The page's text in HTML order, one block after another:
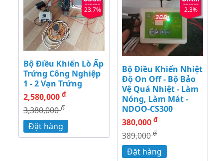
23.7%
Bộ Điều Khiển Lò Ấp
Trứng Công Nghiệp
1 - 2 Vạn Trứng
2,580,000 đ
3,380,000đ
Đặt hàng
2.3%
Bộ Điều Khiển Nhiệt
Độ On Off - Bộ Bảo
Vệ Quá Nhiệt - Làm
Nóng, Làm Mát -
NDOO-CS300
380,000 đ
389,000đ
Đặt hàng